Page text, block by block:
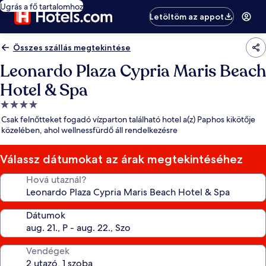
Ugrás a fő tartalomhoz
Letöltöm az appot
Összes szállás megtekintése
Leonardo Plaza Cypria Maris Beach
Hotel & Spa
4.0
csillagos
szálláshely
Csak felnőtteket fogadó vízparton található hotel a(z) Paphos kikötője
közelében, ahol wellnessfürdő áll rendelkezésre
Válassz dátumokat az árak megtekintéséhez
Hová utaznál?
Dátumok
Vendégek